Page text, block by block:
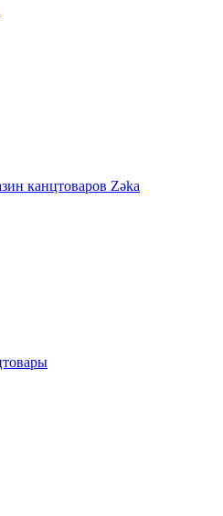
канцтоваров Zəka